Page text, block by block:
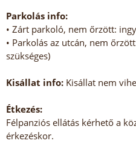
Parkolás info:
• Zárt parkoló, nem őrzött:
• Parkolás az utcán, nem
szükséges)
Kisállat info: Kisállat nem
Étkezés:
Félpanziós ellátás kérhető a
érkezéskor.